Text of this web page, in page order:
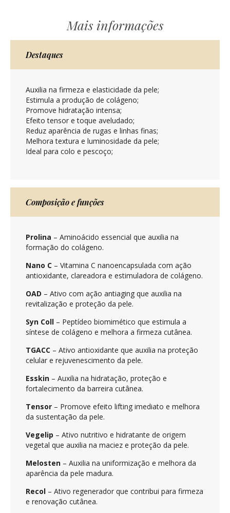
Mais informações
Destaques
Auxilia na firmeza e elasticidade da pele;
Estimula a produção de colágeno;
Promove hidratação intensa;
Efeito tensor e toque aveludado;
Reduz aparência de rugas e linhas finas;
Melhora textura e luminosidade da pele;
Ideal para colo e pescoço;
Composição e funções
Prolina – Aminoácido essencial que auxilia na
formação do colágeno.
Nano C – Vitamina C nanoencapsulada com ação
antioxidante, clareadora e estimuladora de colágeno.
OAD – Ativo com ação antiaging que auxilia na
revitalização e proteção da pele.
Syn Coll – Peptídeo biomimético que estimula a
síntese de colágeno e melhora a firmeza cutânea.
TGACC – Ativo antioxidante que auxilia na proteção
celular e rejuvenescimento da pele.
Esskin – Auxilia na hidratação, proteção e
fortalecimento da barreira cutânea.
Tensor – Promove efeito lifting imediato e melhora
da sustentação da pele.
Vegelip – Ativo nutritivo e hidratante de origem
vegetal que auxilia na maciez e proteção da pele.
Melosten – Auxilia na uniformização e melhora da
aparência da pele madura.
Recol – Ativo regenerador que contribui para firmeza
e renovação cutânea.